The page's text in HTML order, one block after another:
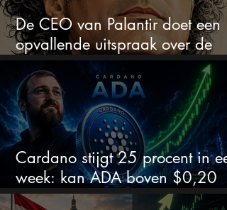
De CEO van Palantir doet een
opvallende uitspraak over de
beurs
Cardano stijgt 25 procent in
week: kan ADA boven $0,20
blijven?